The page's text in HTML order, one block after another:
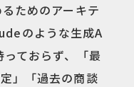
ためのアーキテ
のような生成A
ておらず、「最
」「過去の商談